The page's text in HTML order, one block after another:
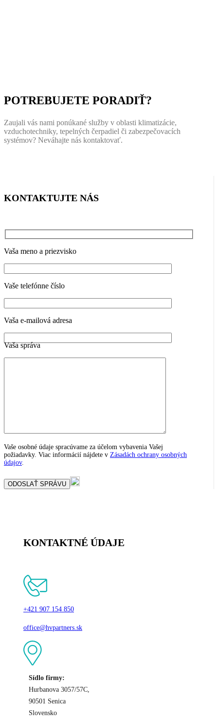
POTREBUJETE PORADIŤ?
Zaujali vás nami ponúkané služby v oblasti klimatizácie,
vzduchotechniky, tepelných čerpadiel či zabezpečovacích
systémov? Neváhajte nás kontaktovať.
KONTAKTUJTE NÁS
Vaša meno a priezvisko
Vaše telefónne číslo
Vaša e-mailová adresa
Vaša správa
Vaše osobné údaje spracúvame za účelom vybavenia Vašej
požiadavky. Viac informácií nájdete v Zásadách ochrany osobných
údajov.
KONTAKTNÉ ÚDAJE
+421 907 154 850
office@hvpartners.sk
Sídlo firmy:
Hurbanova 3057/57C,
90501 Senica
Slovensko